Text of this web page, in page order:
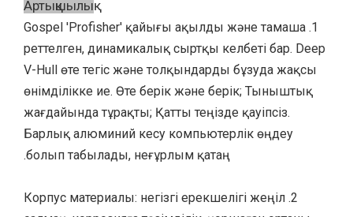
Артықшылық
1. Gospel 'Profisher' қайығы ақылды және тамаша
реттелген, динамикалық сыртқы келбеті бар. Deep
V-Hull өте тегіс және толқындарды бұзуда жақсы
өнімділікке ие. Өте берік және берік; Тыныштық
жағдайында тұрақты; Қатты теңізде қауіпсіз.
Барлық алюминий кесу компьютерлік өңдеу
болып табылады, неғұрлым қатаң.
2. Корпус материалы: негізгі ерекшелігі жеңіл